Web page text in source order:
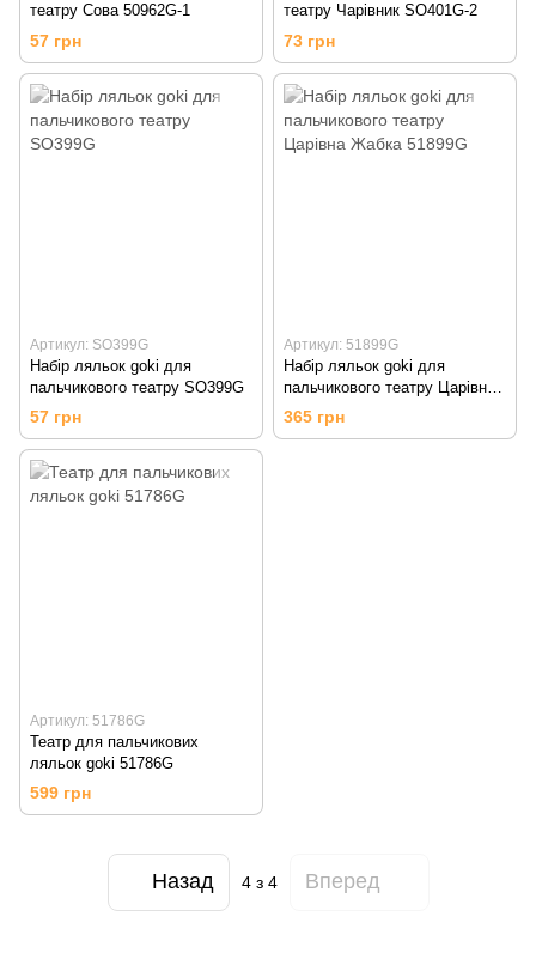
театру Сова 50962G-1
57 грн
театру Чарівник SO401G-2
73 грн
Артикул: SO399G
Набір ляльок goki для
пальчикового театру SO399G
57 грн
Артикул: 51899G
Набір ляльок goki для
пальчикового театру Царівна
Жабка 51899G
365 грн
Артикул: 51786G
Театр для пальчикових
ляльок goki 51786G
599 грн
Назад 4з 4 Вперед